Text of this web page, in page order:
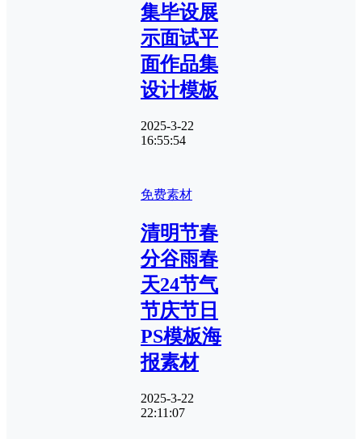
集毕设展
示面试平
面作品集
设计模板
2025-3-22
16:55:54
免费素材
清明节春
分谷雨春
天24节气
节庆节日
PS模板海
报素材
2025-3-22
22:11:07